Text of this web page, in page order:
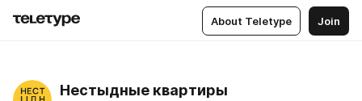
About Teletype Join
Нестыдные квартиры